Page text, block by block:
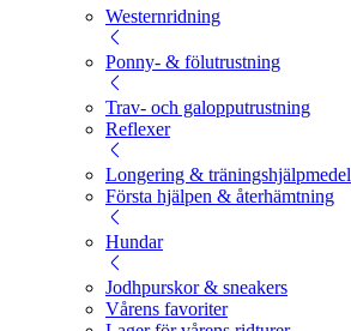
Westernridning
Ponny- & fölutrustning
Trav- och galopputrustning
Reflexer
Longering & träningshjälpmedel
Första hjälpen & återhämtning
Hundar
Jodhpurskor & sneakers
Vårens favoriter